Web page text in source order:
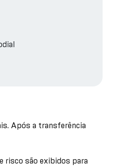
Após a transferência
risco são exibidos para